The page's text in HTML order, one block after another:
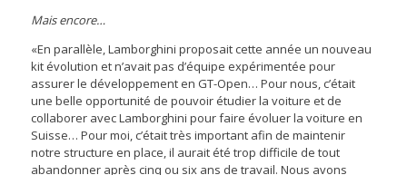
Mais encore…
«En parallèle, Lamborghini proposait cette année un nouveau
kit évolution et n’avait pas d’équipe expérimentée pour
assurer le développement en GT-Open… Pour nous, c’était
une belle opportunité de pouvoir étudier la voiture et de
collaborer avec Lamborghini pour faire évoluer la voiture en
Suisse… Pour moi, c’était très important afin de maintenir
notre structure en place, il aurait été trop difficile de tout
abandonner après cinq ou six ans de travail. Nous avons